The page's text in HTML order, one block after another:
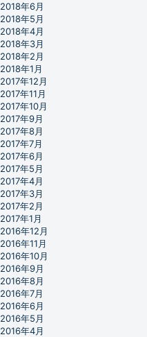
2018年6月
2018年5月
2018年4月
2018年3月
2018年2月
2018年1月
2017年12月
2017年11月
2017年10月
2017年9月
2017年8月
2017年7月
2017年6月
2017年5月
2017年4月
2017年3月
2017年2月
2017年1月
2016年12月
2016年11月
2016年10月
2016年9月
2016年8月
2016年7月
2016年6月
2016年5月
2016年4月